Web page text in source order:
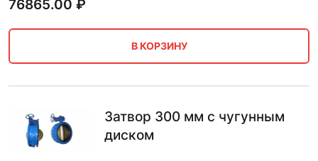
76865.00 ₽
В КОРЗИНУ
Затвор 300 мм с чугунным
диском